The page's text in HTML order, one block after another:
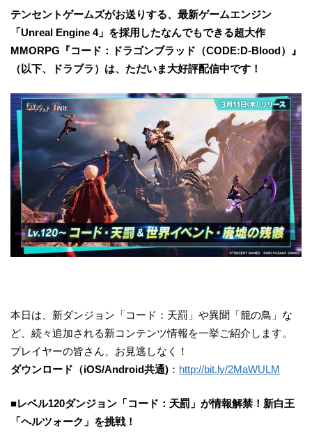
テンセントゲームズがお送りする、最新ゲームエンジン
「Unreal Engine 4」を採用したなんでもできる超大作
MMORPG『コード：ドラゴンブラッド（CODE:D-Blood）』
（以下、ドラブラ）は、ただいま大好評配信中です！
本日は、新ダンジョン「コード：天罰」や異聞「籠の鳥」な
ど、続々追加される新コンテンツ情報を一挙ご紹介します。
プレイヤーの皆さん、お見逃しなく！
ダウンロード（iOS/Android共通) ： http://bit.ly/2MaWULM
■レベル120ダンジョン「コード：天罰」が情報解禁！新白王
「ヘルツォーク」を挑戦！